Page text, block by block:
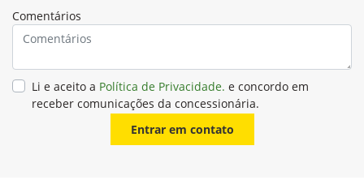
Comentários
Li e aceito a Política de Privacidade. e concordo em
receber comunicações da concessionária.
Entrar em contato